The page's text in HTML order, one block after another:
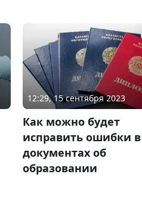
12:29, 15 сентября 2023
Как можно будет
исправить ошибки в
документах об
образовании